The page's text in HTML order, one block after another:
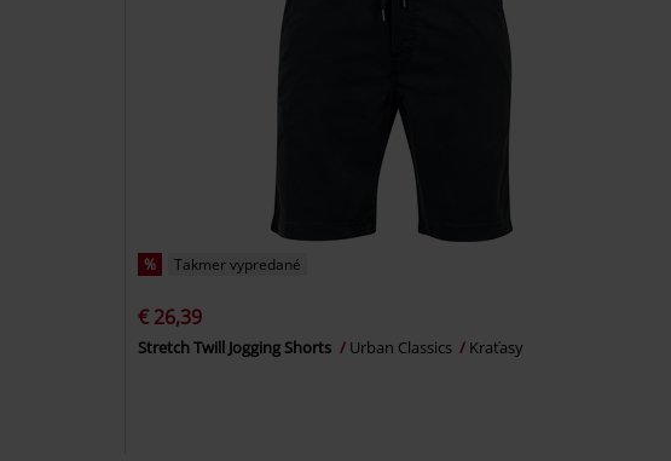
% Takmer vypredané
€ 26,39
Stretch Twill Jogging Shorts Urban Classics Kraťasy